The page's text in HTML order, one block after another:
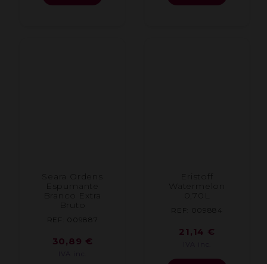
Seara Ordens
Espumante
Branco Extra
Bruto
REF: 009887
30,89 €
Eristoff
Watermelon
0,70L
REF: 009884
21,14 €